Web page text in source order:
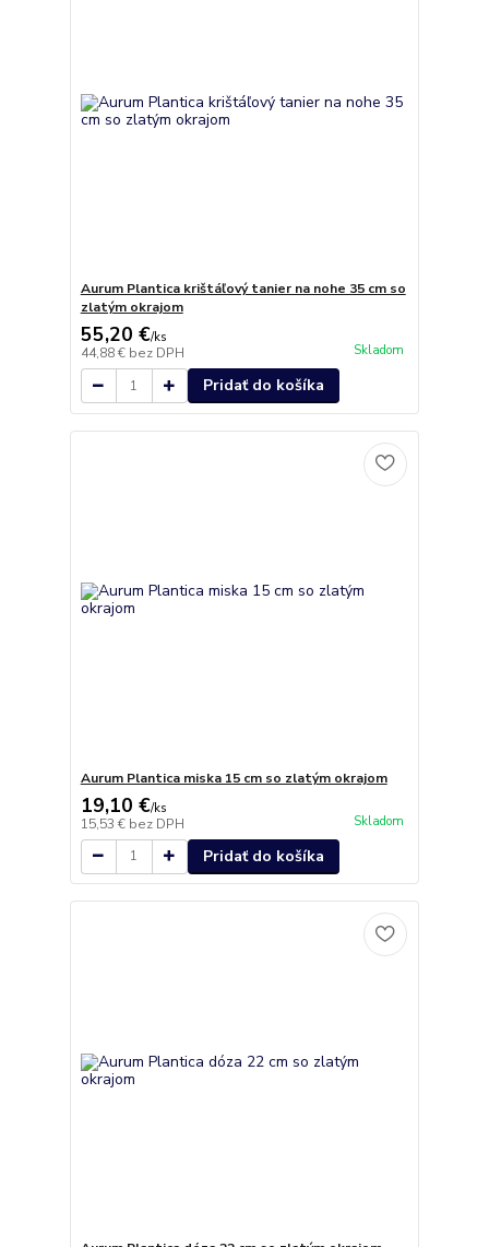
Aurum Plantica krištáľový tanier na nohe 35 cm so
zlatým okrajom
55,20 €/ks
44,88 € bez DPH Skladom
Pridať do košíka
Aurum Plantica miska 15 cm so zlatým okrajom
19,10 €/ks
15,53 € bez DPH Skladom
Pridať do košíka